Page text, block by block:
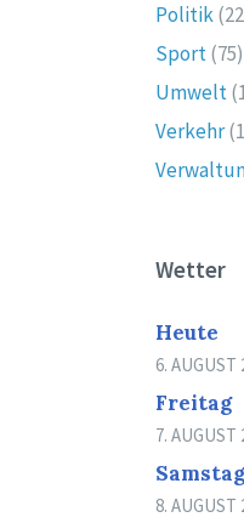
Politik
Sport(75)
Umwelt
Verkehr
Wetter
Heute
6. AUGUST
Freitag
7. AUGUST
8. AUGUST